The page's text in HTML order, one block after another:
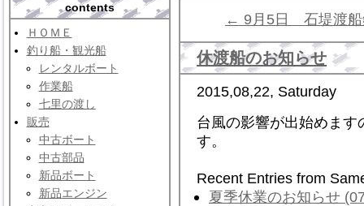
contents
ＨＯＭＥ
釣り船・観光船
レンタルボート
作業船
七里の渡し
販売
中古ボート
中古部品
新品ボート
新品エンジン
← 9月5日 石堤渡船
休渡船のお知らせ
2015,08,22, Saturday
台風の影響が出始めま
す。
Recent Entries from
夏季休業のお知らせ